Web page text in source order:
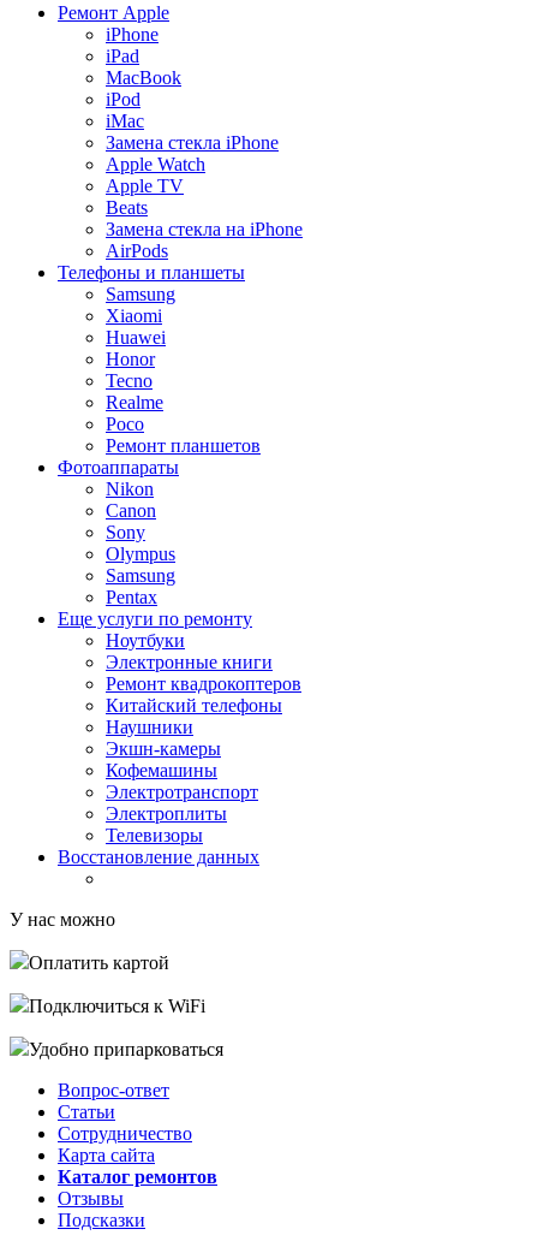
Ремонт Apple
iPhone
iPad
MacBook
iPod
iMac
Замена стекла iPhone
Apple Watch
Apple TV
Beats
Замена стекла на iPhone
AirPods
Телефоны и планшеты
Samsung
Xiaomi
Huawei
Honor
Tecno
Realme
Poco
Ремонт планшетов
Фотоаппараты
Nikon
Canon
Sony
Olympus
Samsung
Pentax
Еще услуги по ремонту
Ноутбуки
Электронные книги
Ремонт квадрокоптеров
Китайский телефоны
Наушники
Экшн-камеры
Кофемашины
Электротранспорт
Электроплиты
Телевизоры
Восстановление данных
У нас можно
Оплатить картой
Подключиться к WiFi
Удобно припарковаться
Вопрос-ответ
Статьи
Сотрудничество
Карта сайта
Каталог ремонтов
Отзывы
Подсказки